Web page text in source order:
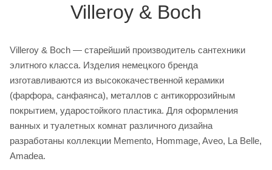
Villeroy & Boch
Villeroy & Boch — старейший производитель сантехники
элитного класса. Изделия немецкого бренда
изготавливаются из высококачественной керамики
(фарфора, санфаянса), металлов с антикоррозийным
покрытием, ударостойкого пластика. Для оформления
ванных и туалетных комнат различного дизайна
разработаны коллекции Memento, Hommage, Aveo, La Belle,
Amadea.